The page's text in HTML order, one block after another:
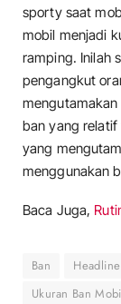
sporty saat
mobil menjadi
ramping. Inilah
pengangkut
ban yang
yang
menggunakan
Baca Juga,
Ban Headline
Ukuran Ban